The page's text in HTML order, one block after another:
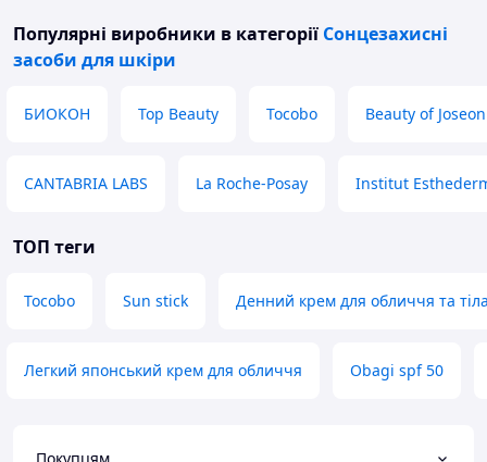
Популярні виробники в категорії Сонцезахисні
засоби для шкіри
БИОКОН Top Beauty Tocobo Beauty of Joseon
CANTABRIA LABS La Roche-Posay Institut
ТОП теги
Tocobo Sun stick Денний крем для обличчя та
Легкий японський крем для обличчя Obagi spf 50